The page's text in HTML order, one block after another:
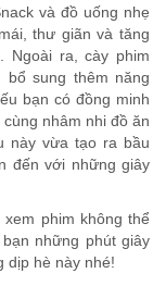
và đồ uống nhẹ
thư giãn và tăng
Ngoài ra, cày phim
sung thêm năng
bạn có đồng minh
nhâm nhi đồ ăn
này vừa tạo ra bầu
đến với những giây
phim không thể
những phút giây
dịp hè này nhé!